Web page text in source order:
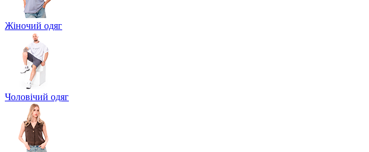
Жіночий одяг
Чоловічий одяг